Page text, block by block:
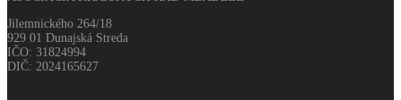
Jilemnického 264/18
929 01 Dunajská Streda
IČO: 31824994
DIČ: 2024165627